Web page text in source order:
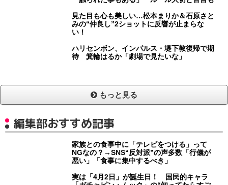
見た目も心も美しい…松本まりか＆石原さと
みの“仲良し”2ショットに反響が止まらな
い！
ハリセンボン、インパルス・堤下敦復帰で期
待 箕輪はるか「劇場で見たいな」
もっと見る
編集部おすすめ記事
家族との食事中に「テレビをつける」って
NGなの？→SNS“反対派”の声多数「行儀が
悪い」「食事に集中するべき」
実は「4月2日」が誕生日！ 国民的キャラ